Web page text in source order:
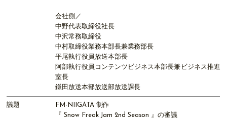
会社側／
中野代表取締役社長
中沢常務取締役
中村取締役業務本部長兼業務部長
平尾執行役員放送本部長
阿部執行役員コンテンツビジネス本部長兼ビジネス推進
室長
鎌田放送本部放送部放送課長
議題
FM-NIIGATA 制作
『 Snow Freak Jam 2nd Season 』の審議